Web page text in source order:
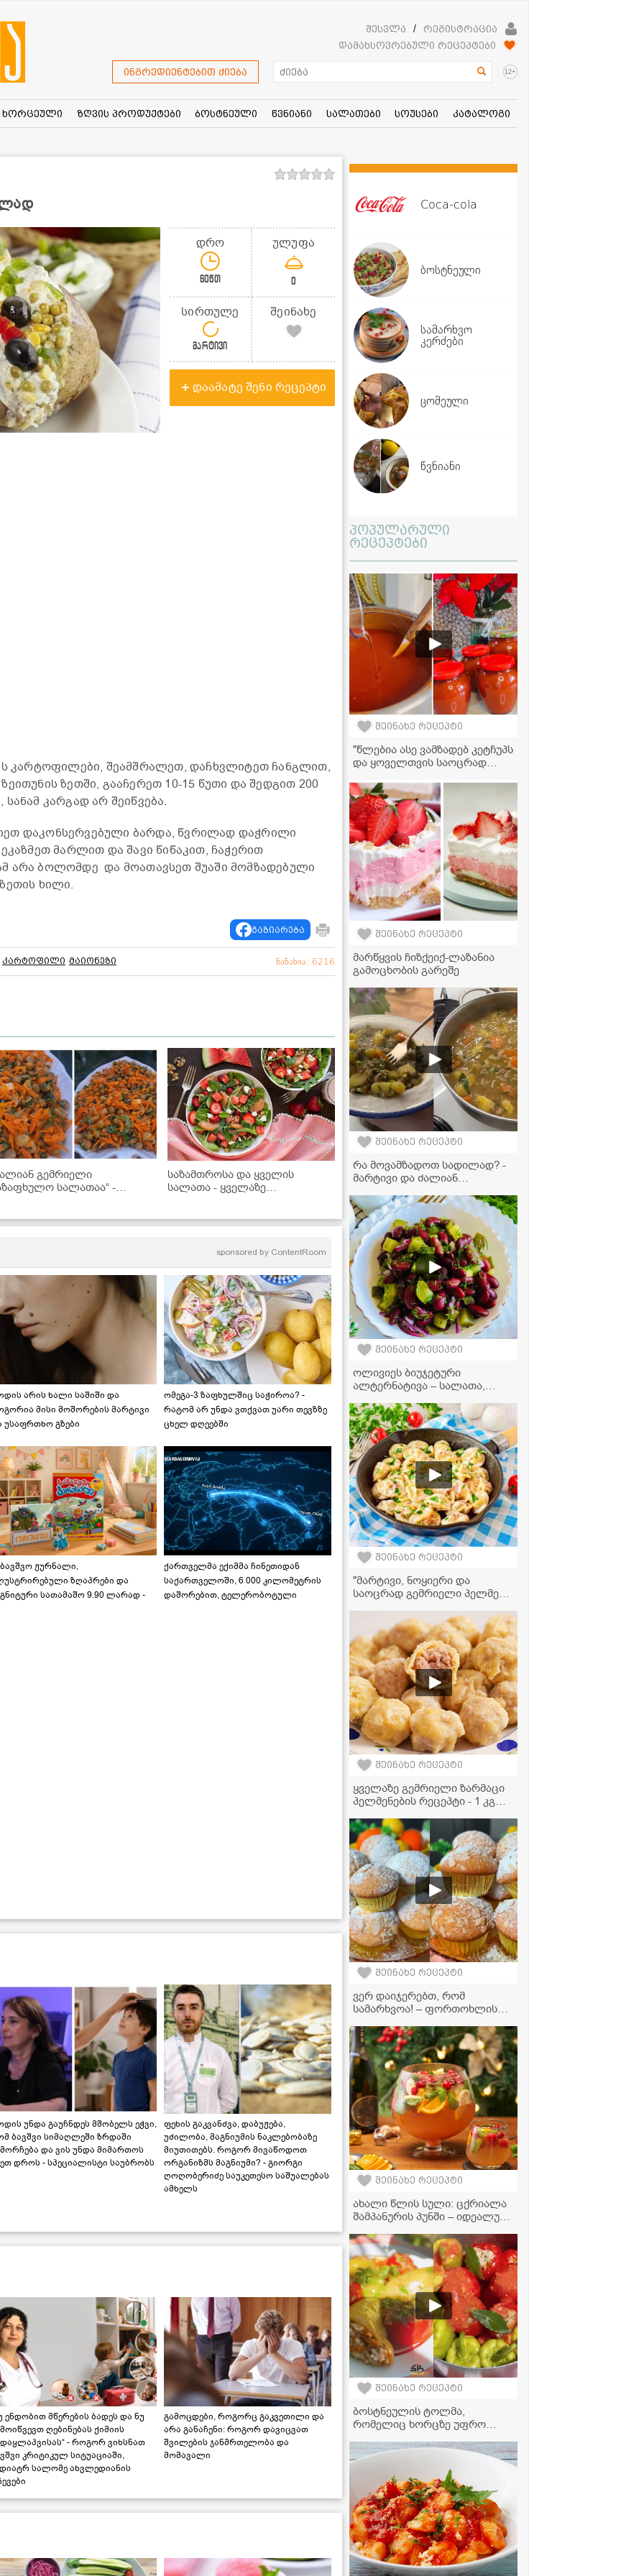
შესვლა /
რეგისტრაცია
დამახსოვრებული რეცეპტები
ინგრედიენტებით ძიება 12+
ხორცეული ზღვის პროდუქტები ბოსტნეული წვნიანი სალათები სოუსები კატალოგი
დრო
60წთ
ულუფა
0
სირთულე
მარტივი
შეინახე
დაამატე შენი რეცეპტი
კარტოფილები, შეამშრალეთ, დაჩხვლიტეთ ჩანგლით,
ზეთში, გააჩერეთ 10-15 წუთი და შედგით 200
კარგად არ შეიწვება.
დაკონსერვებული ბარდა, წვრილად დაჭრილი
მარლით და შავი წიწაკით, ჩაჭერით
არა ბოლომდე და მოათავსეთ შუაში მომზადებული
ხილი.
გაზიარება
კარტოფილი მაიონეზი ნანახია: 6216
გემრიელი
სალათაა“ -
საზამთროსა და ყველის
სალათა - ყველაზე
sponsored by ContentRoom
არის ხალი საშიში და
მისი მოშორების მარტივი
უსაფრთხო გზები
ომეგა-3 ზაფხულშიც საჭიროა? -
რატომ არ უნდა ვთქვათ უარი თევზზე
ცხელ დღეებში
ჟურნალი,
ზღაპრები და
სათამაშო 9.90 ლარად -
ქართველმა ექიმმა ჩინეთიდან
საქართველოში, 6 000 კილომეტრის
დაშორებით, ტელერობოტული
უნდა გაუჩნდეს მშობელს ეჭვი,
ბავშვი სიმაღლეში ზრდაში
და ვის უნდა მიმართოს
დროს - სპეციალისტი საუბრობს
ფეხის გაკვანძვა, დაბუჟება,
უძილობა, მაგნიუმის ნაკლებობაზე
მიუთითებს. როგორ მივაწოდოთ
ორგანიზმს მაგნიუმი? - გიორგი
ღოღობერიძე საუკეთესო საშუალებას
ამხელს
ენდობით მწერების ბადეს და ნუ
ღებინებას ქიმიის
- როგორ ვიხსნათ
კრიტიკულ სიტუაციაში,
სალომე ახვლედიანის
გამოცდები, როგორც გაკვეთილი და
არა განაჩენი: როგორ დავიცვათ
შვილების ჯანმრთელობა და
მომავალი
Coca-cola
ბოსტნეული
სამარხვო
კერძები
ცომეული
წვნიანი
პოპულარული
რეცეპტები
შეინახე რეცეპტი
"წლებია ასე ვამზადებ კეტჩუპს
და ყოველთვის საოცრად
კეტჩუპის მომზადების
ვიდეორეცეპტი
შეინახე რეცეპტი
მარწყვის ჩიზქეიქ-ლაზანია
გამოცხობის გარეშე
შეინახე რეცეპტი
რა მოვამზადოთ სადილად? -
მარტივი და ძალიან
რეცეპტი
შეინახე რეცეპტი
ოლივიეს ბიუჯეტური
ალტერნატივა – სალათა,
შეინახე რეცეპტი
"მარტივი, ნოყიერი და
საოცრად გემრიელი პელმენი
მომზადება სულ რამდენიმე
წუთს მოითხოვს, იდეალური
სწრაფი სადილია!" - პელმენის
ვიდეორეცეპტი
შეინახე რეცეპტი
ყველაზე გემრიელი ზარმაცი
პელმენების რეცეპტი - 1 კგ
შეინახე რეცეპტი
ვერ დაიჯერებთ, რომ
სამარხვოა! – ფორთოხლის
დნება
შეინახე რეცეპტი
ახალი წლის სული: ცქრიალა
შამპანურის პუნში – იდეალური
განწყობისთვის!
შეინახე რეცეპტი
ბოსტნეულის ტოლმა,
რომელიც ხორცზე უფრო
და მარტივი რეცეპტი